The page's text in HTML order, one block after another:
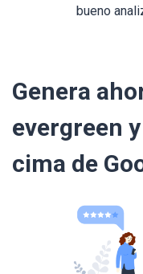
bueno
Genera
evergreen
cima de